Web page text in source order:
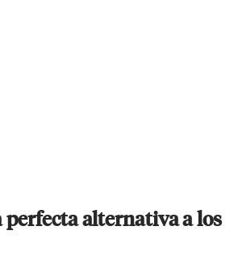
perfecta alternativa a los